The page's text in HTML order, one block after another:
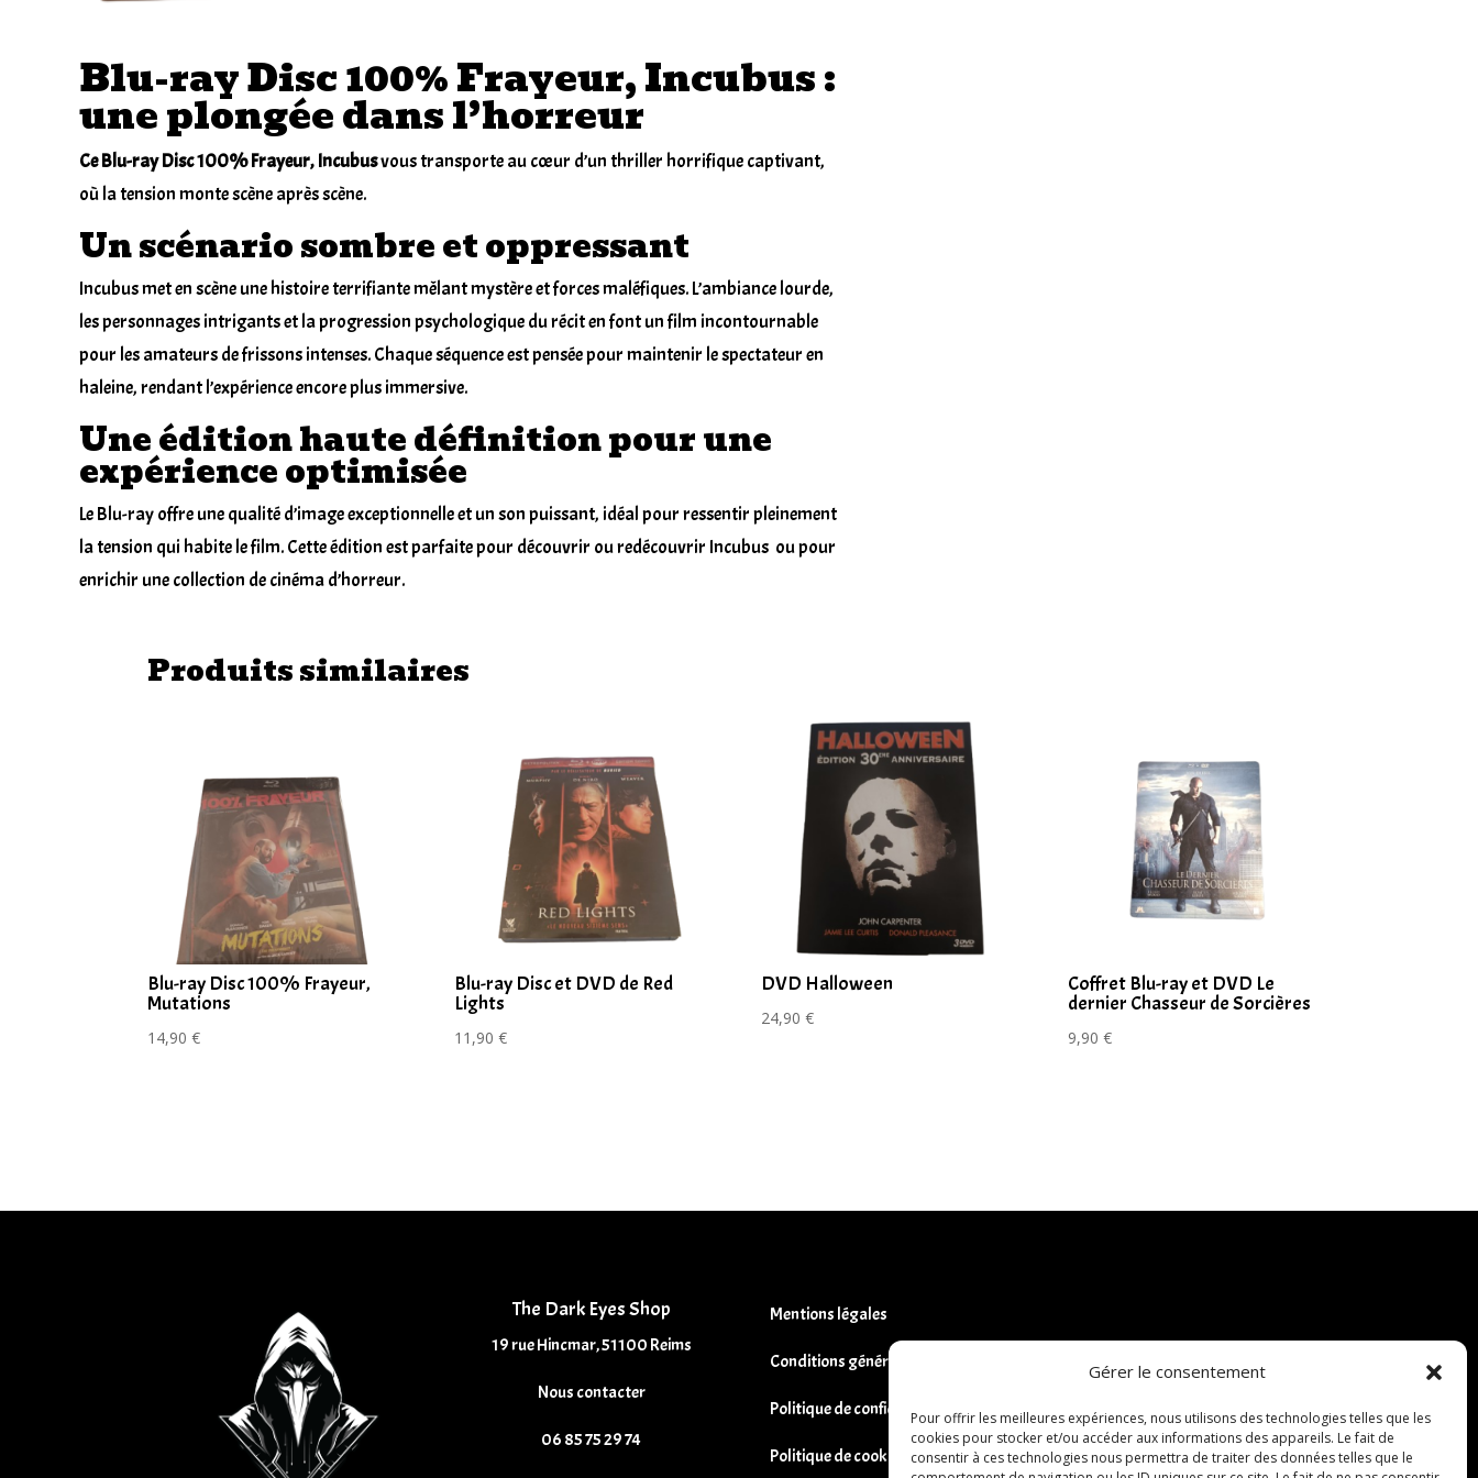
Gérer le consentement
Pour offrir les meilleures expériences, nous utilisons des technologies telles que les
cookies pour stocker et/ou accéder aux informations des appareils. Le fait de
consentir à ces technologies nous permettra de traiter des données telles que le
Blu-ray Disc 100% Frayeur, Incubus :
une plongée dans l’horreur
Ce Blu-ray Disc 100% Frayeur, Incubusvous transporte au cœur d’un thriller horrifique captivant,
où la tension monte scène après scène.
Un scénario sombre et oppressant
Incubus met en scène une histoire terrifiante mêlant mystère et forces maléfiques. L’ambiance lourde,
les personnages intrigants et la progression psychologique du récit en font un film incontournable
pour les amateurs de frissons intenses. Chaque séquence est pensée pour maintenir le spectateur en
haleine, rendant l’expérience encore plus immersive.
Une édition haute définition pour une
expérience optimisée
Le Blu-ray offre une qualité d’image exceptionnelle et un son puissant, idéal pour ressentir pleinement
la tension qui habite le film. Cette édition est parfaite pour découvrir ou redécouvrir Incubus ou pour
enrichir une collection de cinéma d’horreur.
Produits similaires
Blu-ray Disc 100% Frayeur,
Mutations
14,90€
Blu-ray Disc et DVD de Red
Lights
11,90€
DVD Halloween
24,90€
Coffret Blu-ray et DVD Le
dernier Chasseur de Sorcières
9,90€
The Dark Eyes Shop
19 rue Hincmar, 51100 Reims
Nous contacter
06 85 75 29 74
Mentions légales
Conditions générales de vente
Politique de confidentialité
Politique de cookies